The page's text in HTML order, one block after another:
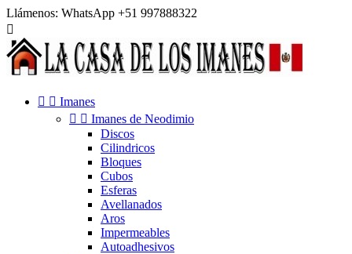
Llámenos: WhatsApp +51 997888322

  Imanes
  Imanes de Neodimio
Discos
Cilindricos
Bloques
Cubos
Esferas
Avellanados
Aros
Impermeables
Autoadhesivos